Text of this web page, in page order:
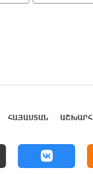
ՀԱՅԱՍՏԱՆ ԱՇԽԱՐՀ